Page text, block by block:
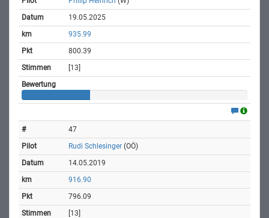
19.05.2025
935.99
800.39
[13]
47
Rudi Schlesinger (OÖ)
14.05.2019
916.90
796.09
[13]